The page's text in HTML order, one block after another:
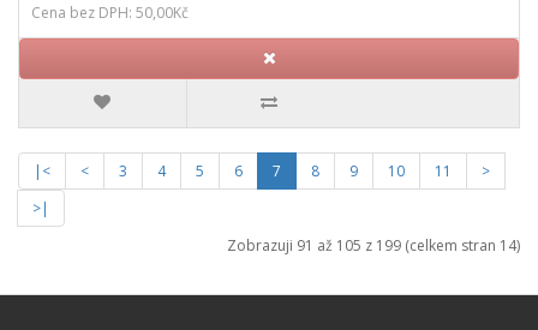
Cena bez DPH: 50,00Kč
|< < 3 4 5 6 7 8 9 10 11
>
>|
Zobrazuji 91 až 105 z 199 (celkem stran 14)